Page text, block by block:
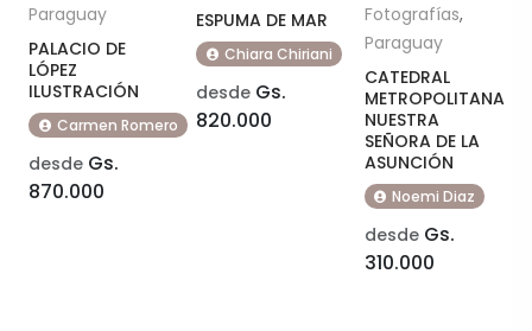
Paraguay
PALACIO DE
LÓPEZ
ILUSTRACIÓN
Carmen Romero
desde Gs.
870.000
ESPUMA DE MAR
Chiara Chiriani
desde Gs.
820.000
Fotografías,
Paraguay
CATEDRAL
METROPOLITANA
NUESTRA
SEÑORA DE LA
ASUNCIÓN
Noemi Diaz
desdeGs.
310.000